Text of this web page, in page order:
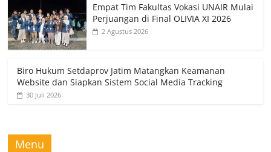
Empat Tim Fakultas Vokasi UNAIR Mulai
Perjuangan di Final OLIVIA XI 2026
2 Agustus 2026
Biro Hukum Setdaprov Jatim Matangkan Keamanan
Website dan Siapkan Sistem Social Media Tracking
30 Juli 2026
Menu